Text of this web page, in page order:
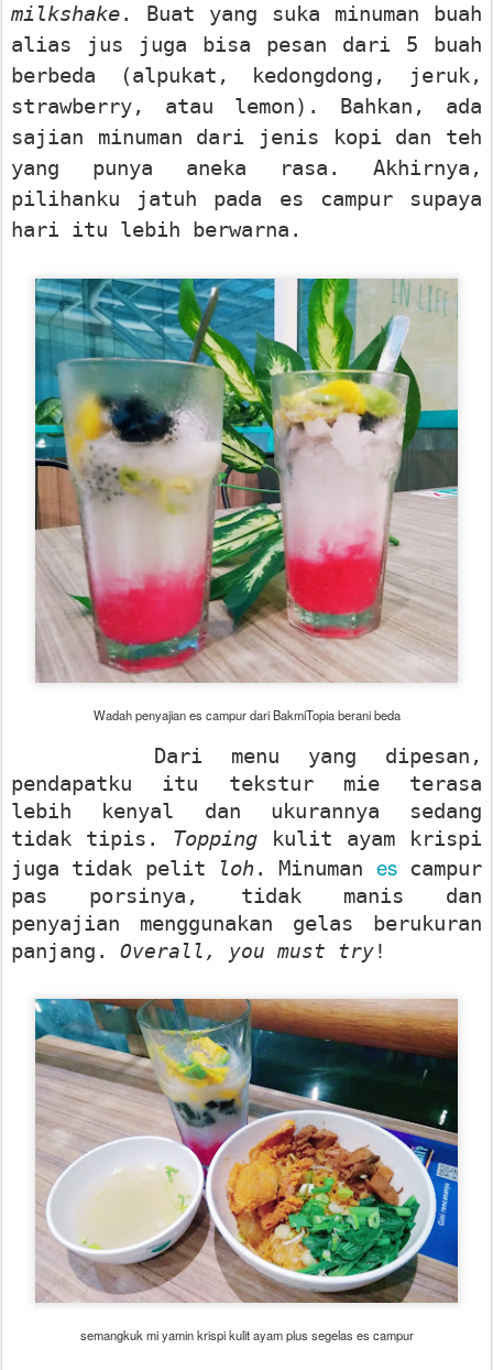
milkshake. Buat yang suka minuman buah
alias jus juga bisa pesan dari 5 buah
berbeda (alpukat, kedongdong, jeruk,
strawberry, atau lemon). Bahkan, ada
sajian minuman dari jenis kopi dan teh
yang punya aneka rasa. Akhirnya,
pilihanku jatuh pada es campur supaya
hari itu lebih berwarna.
Wadah penyajian es campur dari BakmiTopia berani beda
Dari menu yang dipesan,
pendapatku itu tekstur mie terasa
lebih kenyal dan ukurannya sedang
tidak tipis. Topping kulit ayam krispi
juga tidak pelit
loh. Minuman escampur
pas porsinya, tidak manis dan
penyajian menggunakan gelas berukuran
panjang. Overall, you must try!
semangkuk mi yamin krispi kulit ayam plus segelas es campur